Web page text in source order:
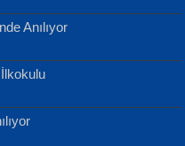
Anılıyor